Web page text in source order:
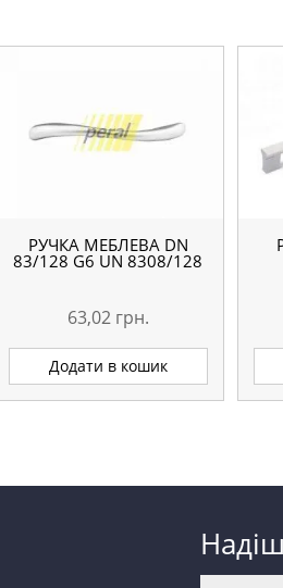
РУЧКА МЕБЛЕВА DN
83/128 G6 UN 8308/128
63,02 грн.
Додати в кошик